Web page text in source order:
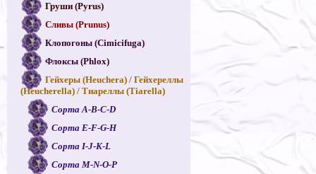
Груши (Pyrus)
Сливы (Prunus)
Клопогоны (Cimicifuga)
Флоксы (Phlox)
Гейхеры (Heuchera) / Гейхереллы
(Heucherella) / Тиареллы (Tiarella)
Сорта A-B-C-D
Сорта E-F-G-H
Сорта I-J-K-L
Сорта M-N-O-P